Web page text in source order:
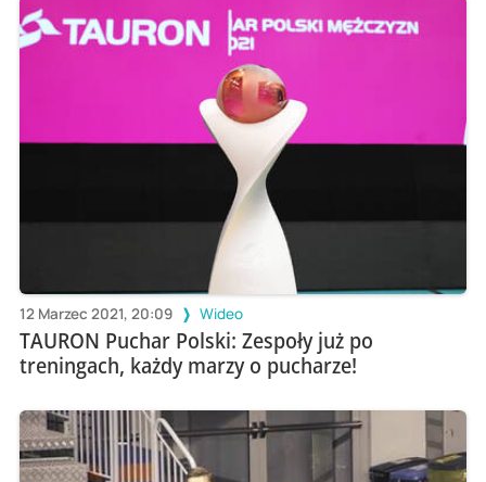
12 Marzec 2021, 20:09 Wideo
TAURON Puchar Polski: Zespoły już po
treningach, każdy marzy o pucharze!